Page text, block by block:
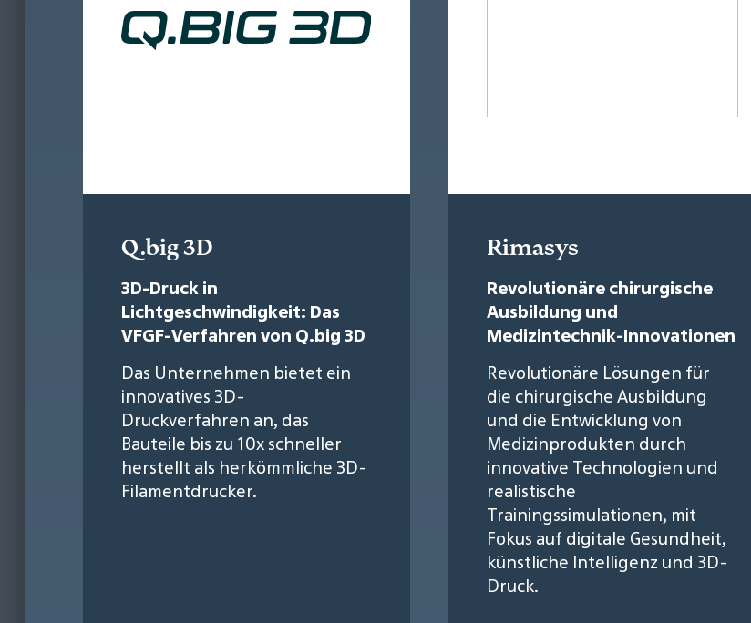
Q.big 3D
3D-Druck in
Lichtgeschwindigkeit: Das
VFGF-Verfahren von Q.big 3D
Das Unternehmen bietet ein
innovatives 3D-
Druckverfahren an, das
Bauteile bis zu 10x schneller
herstellt als herkömmliche 3D-
Filamentdrucker.
Rimasys
Revolutionäre chirurgische
Ausbildung und
Medizintechnik-Innovationen
Revolutionäre Lösungen für
die chirurgische Ausbildung
und die Entwicklung von
Medizinprodukten durch
innovative Technologien und
realistische
Trainingssimulationen, mit
Fokus auf digitale Gesundheit,
künstliche Intelligenz und 3D-
Druck.